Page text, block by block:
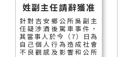
姓副主任請辭獲准
針對吉安鄉公所吳副主
任疑涉酒後駕車事件，
其當事人於今（7）日為
自己個人行為造成社會
不良觀感及影響和公所